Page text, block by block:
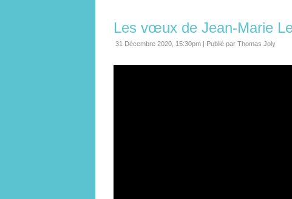
Les vœux de Jean-Marie
31 Décembre 2020, 15:30pm | Publié par Thomas Joly